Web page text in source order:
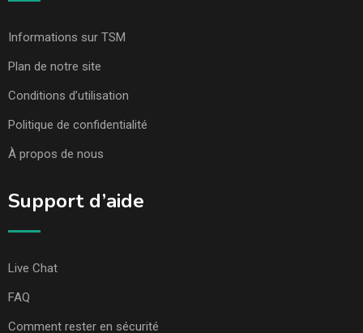
Informations sur TSM
Plan de notre site
Conditions d’utilisation
Politique de confidentialité
À propos de nous
Support d’aide
Live Chat
FAQ
Comment rester en sécurité